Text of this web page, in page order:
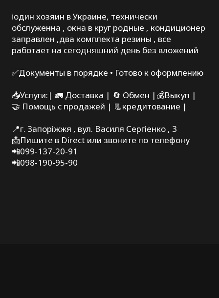
ℹ️один хозяин в Украине, технически
обслуженна , окна в круг родные , кондиционер
заправлен ,два комплекта резины , все
работает на сегодняшний день без вложений
✅Документы в порядке • Готово к оформлению
📥Услуги:| 🚛 Доставка | 🔄 Обмен |💰Выкуп |
🤝 Помощь с продажей | 📃кредитование |
📍г. Запоріжжя , вул. Василя Сергіенко , 3
📩Пишите в Direct или звоните по телефону
📲099-137-20-91
📲098-190-95-90